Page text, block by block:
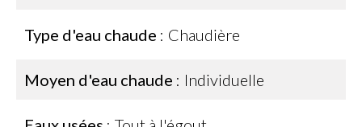
Type d'eau chaude Chaudière
Moyen d'eau chaude Individuelle